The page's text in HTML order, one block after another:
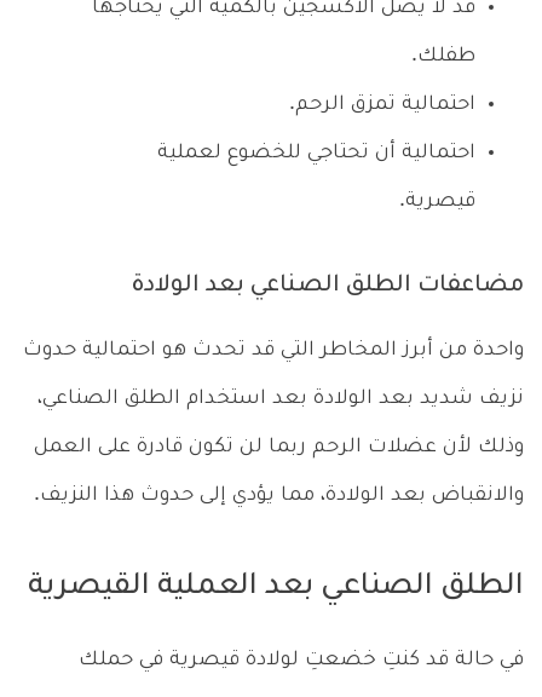
قد لا يصل الأكسجين بالكمية التي يحتاجها
طفلك.
احتمالية تمزق الرحم.
احتمالية أن تحتاجي للخضوع لعملية
قيصرية.
مضاعفات الطلق الصناعي بعد الولادة
واحدة من أبرز المخاطر التي قد تحدث هو احتمالية حدوث
نزيف شديد بعد الولادة بعد استخدام الطلق الصناعي،
وذلك لأن عضلات الرحم ربما لن تكون قادرة على العمل
والانقباض بعد الولادة، مما يؤدي إلى حدوث هذا النزيف.
الطلق الصناعي بعد العملية القيصرية
في حالة قد كنتِ خضعتِ لولادة قيصرية في حملك